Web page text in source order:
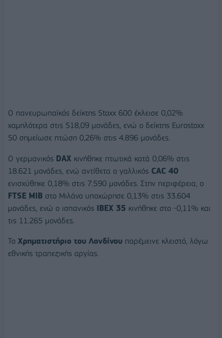
Ο πανευρωπαϊκός δείκτης Stoxx 600 έκλεισε 0,02%
χαμηλότερα στις 518,09 μονάδες, ενώ ο δείκτης Eurostoxx
50 σημείωσε πτώση 0,26% στις 4.896 μονάδες.
Ο γερμανικός DAX κινήθηκε πτωτικά κατά 0,06% στις
18.621 μονάδες, ενώ αντίθετα ο γαλλικός CAC 40
ενισχύθηκε 0,18% στις 7.590 μονάδες. Στην περιφέρεια, ο
FTSE MIB στο Μιλάνο υποχώρησε 0,13% στις 33.604
μονάδες, ενώ ο ισπανικός IBEX 35 κινήθηκε στο -0,11% και
τις 11.265 μονάδες.
Το Χρηματιστήριο του Λονδίνου παρέμεινε κλειστό, λόγω
εθνικής τραπεζικής αργίας.